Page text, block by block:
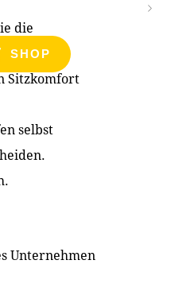
SHOP
die
zu
Sitzkomfort
selbst
Unternehmen